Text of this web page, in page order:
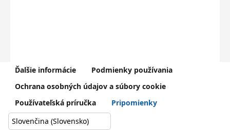
V prípade problémov kontaktujte Centrum podpory používateľov
dátového centra rezortu školstva (0800 138 033,
helpdesk@iedu.sk
Ďalšie informácie
Podmienky používania
Ochrana osobných údajov a súbory cookie
Používateľská príručka
Pripomienky